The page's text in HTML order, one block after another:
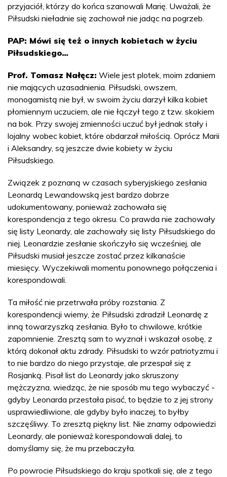
przyjaciół, którzy do końca szanowali Marię. Uważali, że
Piłsudski nieładnie się zachował nie jadąc na pogrzeb.
PAP: Mówi się też o innych kobietach w życiu
Piłsudskiego…
Prof. Tomasz Nałęcz: Wiele jest plotek, moim zdaniem
nie mających uzasadnienia. Piłsudski, owszem,
monogamistą nie był, w swoim życiu darzył kilka kobiet
płomiennym uczuciem, ale nie łączył tego z tzw. skokiem
na bok. Przy swojej zmienności uczuć był jednak stały i
lojalny wobec kobiet, które obdarzał miłością. Oprócz Marii
i Aleksandry, są jeszcze dwie kobiety w życiu
Piłsudskiego.
Związek z poznaną w czasach syberyjskiego zesłania
Leonardą Lewandowską jest bardzo dobrze
udokumentowany, ponieważ zachowała się
korespondencja z tego okresu. Co prawda nie zachowały
się listy Leonardy, ale zachowały się listy Piłsudskiego do
niej. Leonardzie zesłanie skończyło się wcześniej, ale
Piłsudski musiał jeszcze zostać przez kilkanaście
miesięcy. Wyczekiwali momentu ponownego połączenia i
korespondowali.
Ta miłość nie przetrwała próby rozstania. Z
korespondencji wiemy, że Piłsudski zdradził Leonardę z
inną towarzyszką zesłania. Było to chwilowe, krótkie
zapomnienie. Zresztą sam to wyznał i wskazał osobę, z
którą dokonał aktu zdrady. Piłsudski to wzór patriotyzmu i
to nie bardzo do niego przystaje, ale przespał się z
Rosjanką. Pisał list do Leonardy jako skruszony
mężczyzna, wiedząc, że nie sposób mu tego wybaczyć -
gdyby Leonarda przestała pisać, to będzie to z jej strony
usprawiedliwione, ale gdyby było inaczej, to byłby
szczęśliwy. To zresztą piękny list. Nie znamy odpowiedzi
Leonardy, ale ponieważ korespondowali dalej, to
domyślamy się, że mu przebaczyła.
Po powrocie Piłsudskiego do kraju spotkali się, ale z tego